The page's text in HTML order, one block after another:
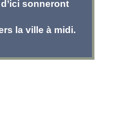
sonneront
la ville à midi.